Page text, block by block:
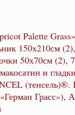
Palette
150х210см
50х70см (2),
и
(тенсель)®.
Грасс»),